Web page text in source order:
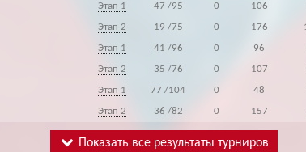
Этап 1
47 /95 0 106
Этап 2
19 /75 0 176
Этап 1
41 /96 0 96
Этап 2
35 /76 0 107
Этап 1
77 /104 0 48
Этап 2
36 /82 0 157
Показать все результаты турниров